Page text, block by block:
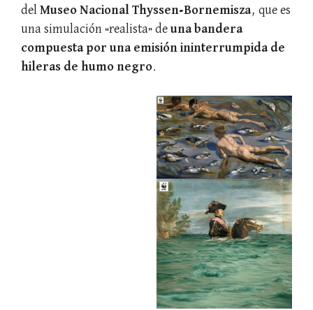
del Museo Nacional Thyssen-Bornemisza, que es
una simulación «realista» de una bandera
compuesta por una emisión ininterrumpida de
hileras de humo negro.